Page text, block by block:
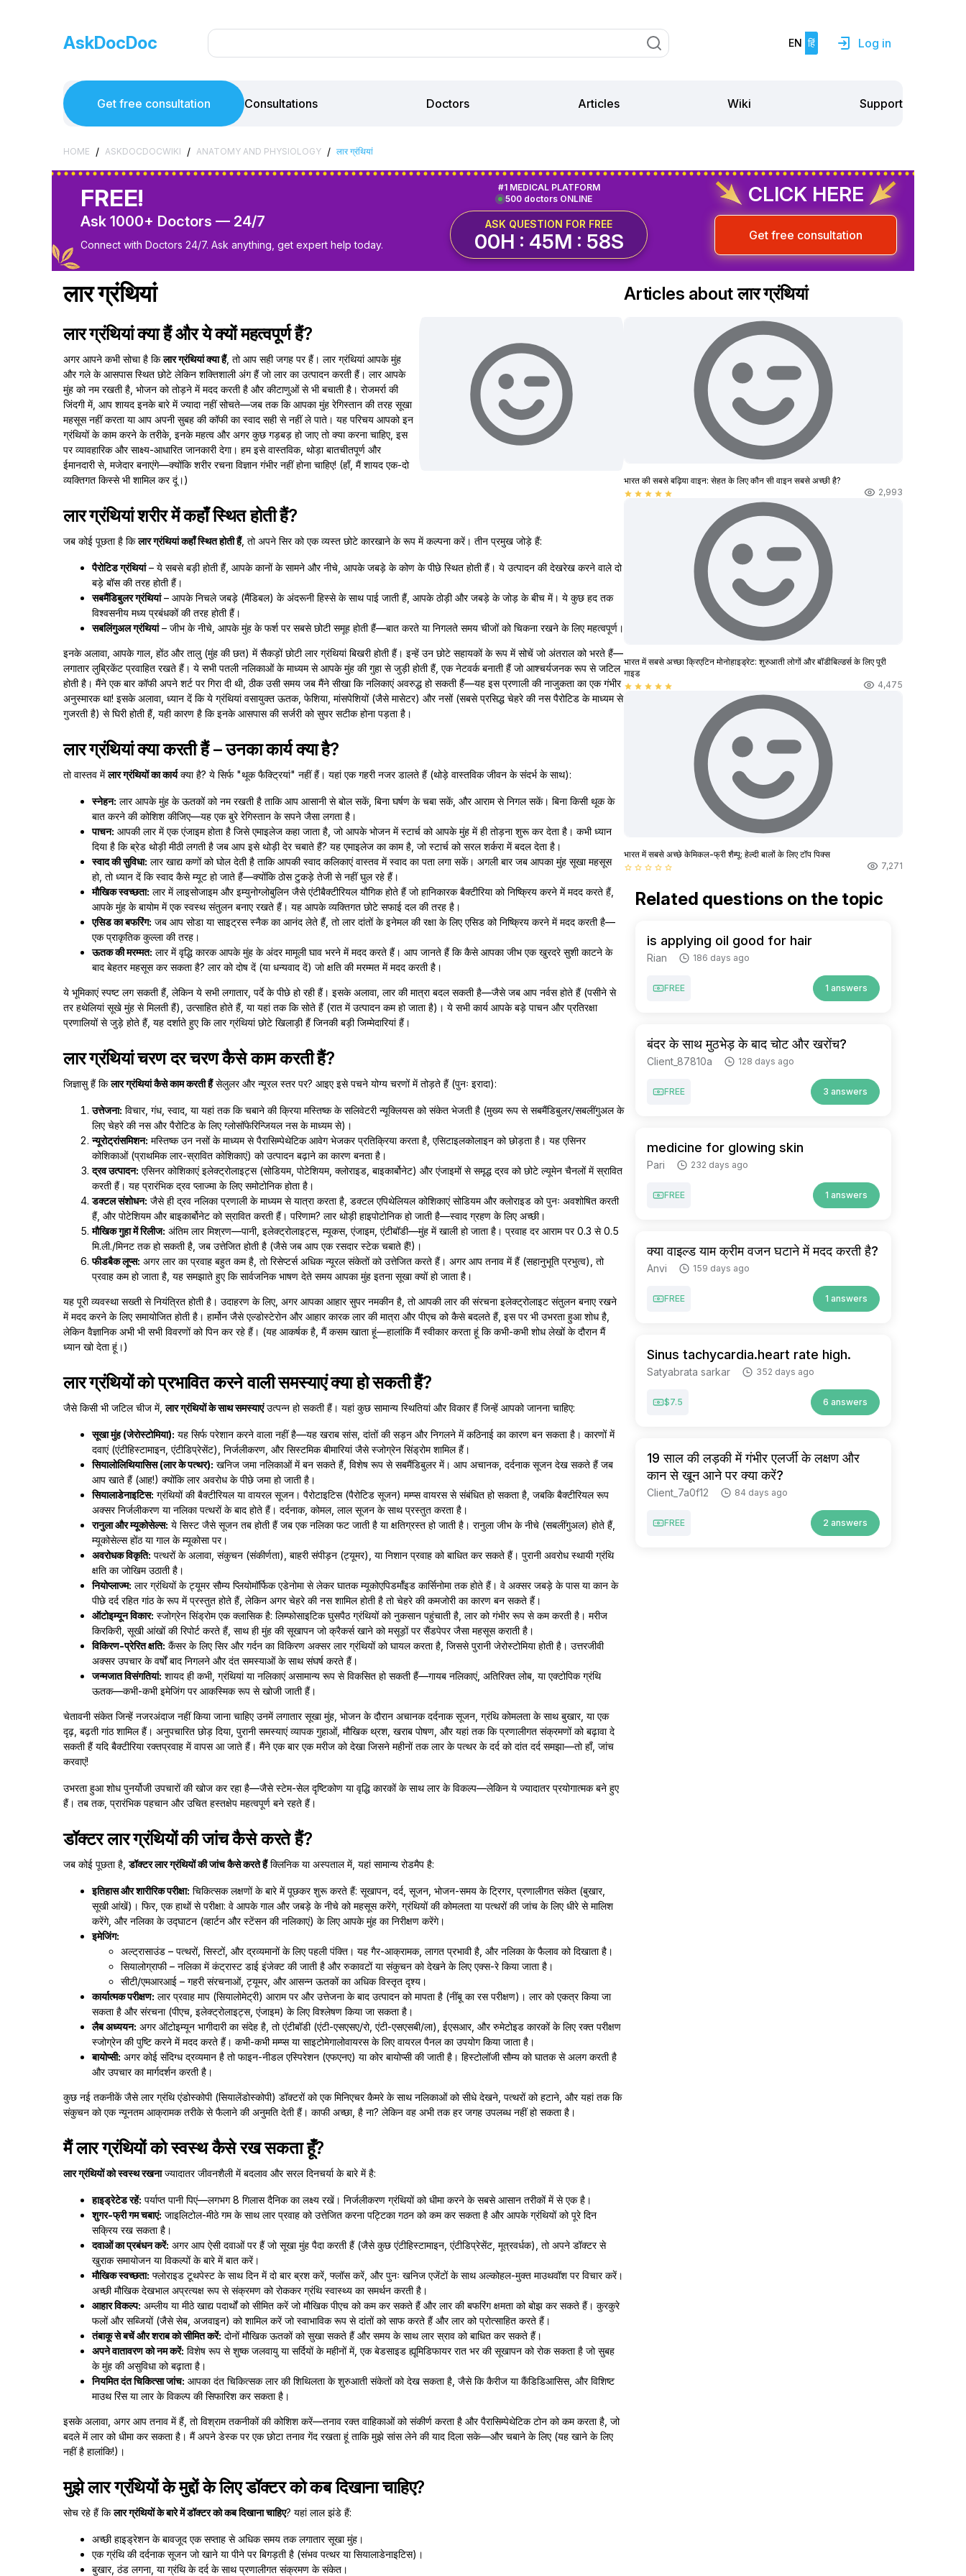
AskDocDoc EN हिं Log in
Get free consultation Consultations Doctors Articles Wiki Support
HOME / ASKDOCDOCWIKI / ANATOMY AND PHYSIOLOGY / लार ग्रंथियां
FREE!
Ask 1000+ Doctors — 24/7
Connect with Doctors 24/7. Ask anything, get expert help today.
500 doctors ONLINE
#1 MEDICAL PLATFORM
ASK QUESTION FOR FREE
00H : 45M : 57S
CLICK HERE
Get free consultation
लार ग्रंथियां
लार ग्रंथियां क्या हैं और ये क्यों महत्वपूर्ण हैं?
अगर आपने कभी सोचा है किलार ग्रंथियां क्या हैं, तो आप सही जगह पर हैं। लार ग्रंथियां आपके मुंह
और गले के आसपास स्थित छोटे लेकिन शक्तिशाली अंग हैं जो लार का उत्पादन करती हैं। लार आपके
मुंह को नम रखती है, भोजन को तोड़ने में मदद करती है और कीटाणुओं से भी बचाती है। रोजमर्रा की
जिंदगी में, आप शायद इनके बारे में ज्यादा नहीं सोचते—जब तक कि आपका मुंह रेगिस्तान की तरह सूखा
महसूस नहीं करता या आप अपनी सुबह की कॉफी का स्वाद सही से नहीं ले पाते। यह परिचय आपको इन
ग्रंथियों के काम करने के तरीके, इनके महत्व और अगर कुछ गड़बड़ हो जाए तो क्या करना चाहिए, इस
पर व्यावहारिक और साक्ष्य-आधारित जानकारी देगा। हम इसे वास्तविक, थोड़ा बातचीतपूर्ण और
ईमानदारी से, मजेदार बनाएंगे—क्योंकि शरीर रचना विज्ञान गंभीर नहीं होना चाहिए! (हाँ, मैं शायद एक-दो
व्यक्तिगत किस्से भी शामिल कर दूं।)
लार ग्रंथियां शरीर में कहाँ स्थित होती हैं?
जब कोई पूछता है किलार ग्रंथियां कहाँ स्थित होती हैं, तो अपने सिर को एक व्यस्त छोटे कारखाने के रूप में कल्पना करें। तीन प्रमुख जोड़े हैं:
पैरोटिड ग्रंथियां– ये सबसे बड़ी होती हैं, आपके कानों के सामने और नीचे, आपके जबड़े के कोण के पीछे स्थित होती हैं। ये उत्पादन की देखरेख करने वाले दो
बड़े बॉस की तरह होती हैं।
सबमैंडिबुलर ग्रंथियां– आपके निचले जबड़े (मैंडिबल) के अंदरूनी हिस्से के साथ पाई जाती हैं, आपके ठोड़ी और जबड़े के जोड़ के बीच में। ये कुछ हद तक
विश्वसनीय मध्य प्रबंधकों की तरह होती हैं।
सबलिंगुअल ग्रंथियां– जीभ के नीचे, आपके मुंह के फर्श पर सबसे छोटी समूह होती हैं—बात करते या निगलते समय चीजों को चिकना रखने के लिए महत्वपूर्ण।
इनके अलावा, आपके गाल, होंठ और तालु (मुंह की छत) में सैकड़ों छोटी लार ग्रंथियां बिखरी होती हैं। इन्हें उन छोटे सहायकों के रूप में सोचें जो अंतराल को भरते हैं—
लगातार लुब्रिकेंट प्रवाहित रखते हैं। ये सभी पतली नलिकाओं के माध्यम से आपके मुंह की गुहा से जुड़ी होती हैं, एक नेटवर्क बनाती हैं जो आश्चर्यजनक रूप से जटिल
होती है। मैंने एक बार कॉफी अपने शर्ट पर गिरा दी थी, ठीक उसी समय जब मैंने सीखा कि नलिकाएं अवरुद्ध हो सकती हैं—यह इस प्रणाली की नाजुकता का एक गंभीर
अनुस्मारक था! इसके अलावा, ध्यान दें कि ये ग्रंथियां वसायुक्त ऊतक, फेशिया, मांसपेशियों (जैसे मासेटर) और नसों (सबसे प्रसिद्ध चेहरे की नस पैरोटिड के माध्यम से
गुजरती है) से घिरी होती हैं, यही कारण है कि इनके आसपास की सर्जरी को सुपर सटीक होना पड़ता है।
लार ग्रंथियां क्या करती हैं – उनका कार्य क्या है?
तो वास्तव मेंलार ग्रंथियों का कार्यक्या है? ये सिर्फ "थूक फैक्ट्रियां" नहीं हैं। यहां एक गहरी नजर डालते हैं (थोड़े वास्तविक जीवन के संदर्भ के साथ):
स्नेहन: लार आपके मुंह के ऊतकों को नम रखती है ताकि आप आसानी से बोल सकें, बिना घर्षण के चबा सकें, और आराम से निगल सकें। बिना किसी थूक के
बात करने की कोशिश कीजिए—यह एक बुरे रेगिस्तान के सपने जैसा लगता है।
पाचन: आपकी लार में एक एंजाइम होता है जिसे एमाइलेज कहा जाता है, जो आपके भोजन में स्टार्च को आपके मुंह में ही तोड़ना शुरू कर देता है। कभी ध्यान
दिया है कि ब्रेड थोड़ी मीठी लगती है जब आप इसे थोड़ी देर चबाते हैं? यह एमाइलेज का काम है, जो स्टार्च को सरल शर्करा में बदल देता है।
स्वाद की सुविधा: लार खाद्य कणों को घोल देती है ताकि आपकी स्वाद कलिकाएं वास्तव में स्वाद का पता लगा सकें। अगली बार जब आपका मुंह सूखा महसूस
हो, तो ध्यान दें कि स्वाद कैसे म्यूट हो जाते हैं—क्योंकि ठोस टुकड़े तेजी से नहीं घुल रहे हैं।
मौखिक स्वच्छता: लार में लाइसोजाइम और इम्युनोग्लोबुलिन जैसे एंटीबैक्टीरियल यौगिक होते हैं जो हानिकारक बैक्टीरिया को निष्क्रिय करने में मदद करते हैं,
आपके मुंह के बायोम में एक स्वस्थ संतुलन बनाए रखते हैं। यह आपके व्यक्तिगत छोटे सफाई दल की तरह है।
एसिड का बफरिंग: जब आप सोडा या साइट्रस स्नैक का आनंद लेते हैं, तो लार दांतों के इनेमल की रक्षा के लिए एसिड को निष्क्रिय करने में मदद करती है—
एक प्राकृतिक कुल्ला की तरह।
ऊतक की मरम्मत: लार में वृद्धि कारक आपके मुंह के अंदर मामूली घाव भरने में मदद करते हैं। आप जानते हैं कि कैसे आपका जीभ एक खुरदरे सुशी काटने के
बाद बेहतर महसूस कर सकता है? लार को दोष दें (या धन्यवाद दें) जो क्षति की मरम्मत में मदद करती है।
ये भूमिकाएं स्पष्ट लग सकती हैं, लेकिन ये सभी लगातार, पर्दे के पीछे हो रही हैं। इसके अलावा, लार की मात्रा बदल सकती है—जैसे जब आप नर्वस होते हैं (पसीने से
तर हथेलियां सूखे मुंह से मिलती हैं), उत्साहित होते हैं, या यहां तक कि सोते हैं (रात में उत्पादन कम हो जाता है)। ये सभी कार्य आपके बड़े पाचन और प्रतिरक्षा
प्रणालियों से जुड़े होते हैं, यह दर्शाते हुए कि लार ग्रंथियां छोटे खिलाड़ी हैं जिनकी बड़ी जिम्मेदारियां हैं।
लार ग्रंथियां चरण दर चरण कैसे काम करती हैं?
जिज्ञासु हैं किलार ग्रंथियां कैसे काम करती हैंसेलुलर और न्यूरल स्तर पर? आइए इसे पचने योग्य चरणों में तोड़ते हैं (पुनः इरादा):
उत्तेजना: विचार, गंध, स्वाद, या यहां तक कि चबाने की क्रिया मस्तिष्क के सलिवेटरी न्यूक्लियस को संकेत भेजती है (मुख्य रूप से सबमैंडिबुलर/सबलींगुअल के
लिए चेहरे की नस और पैरोटिड के लिए ग्लोसॉफेरिन्जियल नस के माध्यम से)।
न्यूरोट्रांसमिशन: मस्तिष्क उन नसों के माध्यम से पैरासिम्पेथेटिक आवेग भेजकर प्रतिक्रिया करता है, एसिटाइलकोलाइन को छोड़ता है। यह एसिनर
कोशिकाओं (प्राथमिक लार-स्रावित कोशिकाएं) को उत्पादन बढ़ाने का कारण बनता है।
द्रव उत्पादन: एसिनर कोशिकाएं इलेक्ट्रोलाइट्स (सोडियम, पोटेशियम, क्लोराइड, बाइकार्बोनेट) और एंजाइमों से समृद्ध द्रव को छोटे ल्यूमेन चैनलों में स्रावित
करती हैं। यह प्रारंभिक द्रव प्लाज्मा के लिए समोटोनिक होता है।
डक्टल संशोधन: जैसे ही द्रव नलिका प्रणाली के माध्यम से यात्रा करता है, डक्टल एपिथेलियल कोशिकाएं सोडियम और क्लोराइड को पुनः अवशोषित करती
हैं, और पोटेशियम और बाइकार्बोनेट को स्रावित करती हैं। परिणाम? लार थोड़ी हाइपोटोनिक हो जाती है—स्वाद ग्रहण के लिए अच्छी।
मौखिक गुहा में रिलीज: अंतिम लार मिश्रण—पानी, इलेक्ट्रोलाइट्स, म्यूकस, एंजाइम, एंटीबॉडी—मुंह में खाली हो जाता है। प्रवाह दर आराम पर 0.3 से 0.5
मि.ली./मिनट तक हो सकती है, जब उत्तेजित होती है (जैसे जब आप एक रसदार स्टेक चबाते हैं!)।
फीडबैक लूप्स: अगर लार का प्रवाह बहुत कम है, तो रिसेप्टर्स अधिक न्यूरल संकेतों को उत्तेजित करते हैं। अगर आप तनाव में हैं (सहानुभूति प्रभुत्व), तो
प्रवाह कम हो जाता है, यह समझाते हुए कि सार्वजनिक भाषण देते समय आपका मुंह इतना सूखा क्यों हो जाता है।
यह पूरी व्यवस्था सख्ती से नियंत्रित होती है। उदाहरण के लिए, अगर आपका आहार सुपर नमकीन है, तो आपकी लार की संरचना इलेक्ट्रोलाइट संतुलन बनाए रखने
में मदद करने के लिए समायोजित होती है। हार्मोन जैसे एल्डोस्टेरोन और आहार कारक लार की मात्रा और पीएच को कैसे बदलते हैं, इस पर भी उभरता हुआ शोध है,
लेकिन वैज्ञानिक अभी भी सभी विवरणों को पिन कर रहे हैं। (यह आकर्षक है, मैं कसम खाता हूं—हालांकि मैं स्वीकार करता हूं कि कभी-कभी शोध लेखों के दौरान मैं
ध्यान खो देता हूं।)
लार ग्रंथियों को प्रभावित करने वाली समस्याएं क्या हो सकती हैं?
जैसे किसी भी जटिल चीज में,लार ग्रंथियों के साथ समस्याएंउत्पन्न हो सकती हैं। यहां कुछ सामान्य स्थितियां और विकार हैं जिन्हें आपको जानना चाहिए:
सूखा मुंह (जेरोस्टोमिया): यह सिर्फ परेशान करने वाला नहीं है—यह खराब सांस, दांतों की सड़न और निगलने में कठिनाई का कारण बन सकता है। कारणों में
दवाएं (एंटीहिस्टामाइन, एंटीडिप्रेसेंट), निर्जलीकरण, और सिस्टमिक बीमारियां जैसे स्जोग्रेन सिंड्रोम शामिल हैं।
सियालोलिथियासिस (लार के पत्थर): खनिज जमा नलिकाओं में बन सकते हैं, विशेष रूप से सबमैंडिबुलर में। आप अचानक, दर्दनाक सूजन देख सकते हैं जब
आप खाते हैं (आह!) क्योंकि लार अवरोध के पीछे जमा हो जाती है।
सियालाडेनाइटिस: ग्रंथियों की बैक्टीरियल या वायरल सूजन। पैरोटाइटिस (पैरोटिड सूजन) मम्प्स वायरस से संबंधित हो सकता है, जबकि बैक्टीरियल रूप
अक्सर निर्जलीकरण या नलिका पत्थरों के बाद होते हैं। दर्दनाक, कोमल, लाल सूजन के साथ प्रस्तुत करता है।
रानुला और म्यूकोसेल्स: ये सिस्ट जैसे सूजन तब होती हैं जब एक नलिका फट जाती है या क्षतिग्रस्त हो जाती है। रानुला जीभ के नीचे (सबलींगुअल) होते हैं,
म्यूकोसेल्स होंठ या गाल के म्यूकोसा पर।
अवरोधक विकृति: पत्थरों के अलावा, संकुचन (संकीर्णता), बाहरी संपीड़न (ट्यूमर), या निशान प्रवाह को बाधित कर सकते हैं। पुरानी अवरोध स्थायी ग्रंथि
क्षति का जोखिम उठाती है।
नियोप्लाज्म: लार ग्रंथियों के ट्यूमर सौम्य प्लियोमॉर्फिक एडेनोमा से लेकर घातक म्यूकोएपिडर्मॉइड कार्सिनोमा तक होते हैं। वे अक्सर जबड़े के पास या कान के
पीछे दर्द रहित गांठ के रूप में प्रस्तुत होते हैं, लेकिन अगर चेहरे की नस शामिल होती है तो चेहरे की कमजोरी का कारण बन सकते हैं।
ऑटोइम्यून विकार: स्जोग्रेन सिंड्रोम एक क्लासिक है: लिम्फोसाइटिक घुसपैठ ग्रंथियों को नुकसान पहुंचाती है, लार को गंभीर रूप से कम करती है। मरीज
किरकिरी, सूखी आंखों की रिपोर्ट करते हैं, साथ ही मुंह की सूखापन जो क्रैकर्स खाने को मसूड़ों पर सैंडपेपर जैसा महसूस कराती है।
विकिरण-प्रेरित क्षति: कैंसर के लिए सिर और गर्दन का विकिरण अक्सर लार ग्रंथियों को घायल करता है, जिससे पुरानी जेरोस्टोमिया होती है। उत्तरजीवी
अक्सर उपचार के वर्षों बाद निगलने और दंत समस्याओं के साथ संघर्ष करते हैं।
जन्मजात विसंगतियां: शायद ही कभी, ग्रंथियां या नलिकाएं असामान्य रूप से विकसित हो सकती हैं—गायब नलिकाएं, अतिरिक्त लोब, या एक्टोपिक ग्रंथि
ऊतक—कभी-कभी इमेजिंग पर आकस्मिक रूप से खोजी जाती हैं।
चेतावनी संकेत जिन्हें नजरअंदाज नहीं किया जाना चाहिए उनमें लगातार सूखा मुंह, भोजन के दौरान अचानक दर्दनाक सूजन, ग्रंथि कोमलता के साथ बुखार, या एक
दृढ़, बढ़ती गांठ शामिल हैं। अनुपचारित छोड़ दिया, पुरानी समस्याएं व्यापक गुहाओं, मौखिक थ्रश, खराब पोषण, और यहां तक कि प्रणालीगत संक्रमणों को बढ़ावा दे
सकती हैं यदि बैक्टीरिया रक्तप्रवाह में वापस आ जाते हैं। मैंने एक बार एक मरीज को देखा जिसने महीनों तक लार के पत्थर के दर्द को दांत दर्द समझा—तो हाँ, जांच
करवाएं!
उभरता हुआ शोध पुनर्योजी उपचारों की खोज कर रहा है—जैसे स्टेम-सेल दृष्टिकोण या वृद्धि कारकों के साथ लार के विकल्प—लेकिन ये ज्यादातर प्रयोगात्मक बने हुए
हैं। तब तक, प्रारंभिक पहचान और उचित हस्तक्षेप महत्वपूर्ण बने रहते हैं।
डॉक्टर लार ग्रंथियों की जांच कैसे करते हैं?
जब कोई पूछता है,डॉक्टर लार ग्रंथियों की जांच कैसे करते हैंक्लिनिक या अस्पताल में, यहां सामान्य रोडमैप है:
इतिहास और शारीरिक परीक्षा: चिकित्सक लक्षणों के बारे में पूछकर शुरू करते हैं: सूखापन, दर्द, सूजन, भोजन-समय के ट्रिगर, प्रणालीगत संकेत (बुखार,
सूखी आंखें)। फिर, एक हाथों से परीक्षा: वे आपके गाल और जबड़े के नीचे को महसूस करेंगे, ग्रंथियों की कोमलता या पत्थरों की जांच के लिए धीरे से मालिश
करेंगे, और नलिका के उद्घाटन (व्हार्टन और स्टेंसन की नलिकाएं) के लिए आपके मुंह का निरीक्षण करेंगे।
इमेजिंग:
अल्ट्रासाउंड – पत्थरों, सिस्टों, और द्रव्यमानों के लिए पहली पंक्ति। यह गैर-आक्रामक, लागत प्रभावी है, और नलिका के फैलाव को दिखाता है।
सियालोग्राफी – नलिका में कंट्रास्ट डाई इंजेक्ट की जाती है और रुकावटों या संकुचन को देखने के लिए एक्स-रे किया जाता है।
सीटी/एमआरआई – गहरी संरचनाओं, ट्यूमर, और आसन्न ऊतकों का अधिक विस्तृत दृश्य।
कार्यात्मक परीक्षण: लार प्रवाह माप (सियालोमेट्री) आराम पर और उत्तेजना के बाद उत्पादन को मापता है (नींबू का रस परीक्षण)। लार को एकत्र किया जा
सकता है और संरचना (पीएच, इलेक्ट्रोलाइट्स, एंजाइम) के लिए विश्लेषण किया जा सकता है।
लैब अध्ययन: अगर ऑटोइम्यून भागीदारी का संदेह है, तो एंटीबॉडी (एंटी-एसएसए/रो, एंटी-एसएसबी/ला), ईएसआर, और रुमेटोइड कारकों के लिए रक्त परीक्षण
स्जोग्रेन की पुष्टि करने में मदद करते हैं। कभी-कभी मम्प्स या साइटोमेगालोवायरस के लिए वायरल पैनल का उपयोग किया जाता है।
बायोप्सी: अगर कोई संदिग्ध द्रव्यमान है तो फाइन-नीडल एस्पिरेशन (एफएनए) या कोर बायोप्सी की जाती है। हिस्टोलॉजी सौम्य को घातक से अलग करती है
और उपचार का मार्गदर्शन करती है।
कुछ नई तकनीकें जैसे लार ग्रंथि एंडोस्कोपी (सियालेंडोस्कोपी) डॉक्टरों को एक मिनिएचर कैमरे के साथ नलिकाओं को सीधे देखने, पत्थरों को हटाने, और यहां तक कि
संकुचन को एक न्यूनतम आक्रामक तरीके से फैलाने की अनुमति देती हैं। काफी अच्छा, है ना? लेकिन वह अभी तक हर जगह उपलब्ध नहीं हो सकता है।
मैं लार ग्रंथियों को स्वस्थ कैसे रख सकता हूँ?
लार ग्रंथियों को स्वस्थ रखनाज्यादातर जीवनशैली में बदलाव और सरल दिनचर्या के बारे में है:
हाइड्रेटेड रहें: पर्याप्त पानी पिएं—लगभग 8 गिलास दैनिक का लक्ष्य रखें। निर्जलीकरण ग्रंथियों को धीमा करने के सबसे आसान तरीकों में से एक है।
शुगर-फ्री गम चबाएं: जाइलिटोल-मीठे गम के साथ लार प्रवाह को उत्तेजित करना पट्टिका गठन को कम कर सकता है और आपके ग्रंथियों को पूरे दिन
सक्रिय रख सकता है।
दवाओं का प्रबंधन करें: अगर आप ऐसी दवाओं पर हैं जो सूखा मुंह पैदा करती हैं (जैसे कुछ एंटीहिस्टामाइन, एंटीडिप्रेसेंट, मूत्रवर्धक), तो अपने डॉक्टर से
खुराक समायोजन या विकल्पों के बारे में बात करें।
मौखिक स्वच्छता: फ्लोराइड टूथपेस्ट के साथ दिन में दो बार ब्रश करें, फ्लॉस करें, और पुनः खनिज एजेंटों के साथ अल्कोहल-मुक्त माउथवॉश पर विचार करें।
अच्छी मौखिक देखभाल अप्रत्यक्ष रूप से संक्रमण को रोककर ग्रंथि स्वास्थ्य का समर्थन करती है।
आहार विकल्प: अम्लीय या मीठे खाद्य पदार्थों को सीमित करें जो मौखिक पीएच को कम कर सकते हैं और लार की बफरिंग क्षमता को बोझ कर सकते हैं। कुरकुरे
फलों और सब्जियों (जैसे सेब, अजवाइन) को शामिल करें जो स्वाभाविक रूप से दांतों को साफ करते हैं और लार को प्रोत्साहित करते हैं।
तंबाकू से बचें और शराब को सीमित करें: दोनों मौखिक ऊतकों को सुखा सकते हैं और समय के साथ लार स्राव को बाधित कर सकते हैं।
अपने वातावरण को नम करें: विशेष रूप से शुष्क जलवायु या सर्दियों के महीनों में, एक बेडसाइड ह्यूमिडिफायर रात भर की सूखापन को रोक सकता है जो सुबह
के मुंह की असुविधा को बढ़ाता है।
नियमित दंत चिकित्सा जांच: आपका दंत चिकित्सक लार की शिथिलता के शुरुआती संकेतों को देख सकता है, जैसे कि कैरीज या कैंडिडिआसिस, और विशिष्ट
माउथ रिंस या लार के विकल्प की सिफारिश कर सकता है।
इसके अलावा, अगर आप तनाव में हैं, तो विश्राम तकनीकों की कोशिश करें—तनाव रक्त वाहिकाओं को संकीर्ण करता है और पैरासिम्पेथेटिक टोन को कम करता है, जो
बदले में लार को धीमा कर सकता है। मैं अपने डेस्क पर एक छोटा तनाव गेंद रखता हूं ताकि मुझे सांस लेने की याद दिला सके—और चबाने के लिए (यह खाने के लिए
नहीं है हालांकि!)।
मुझे लार ग्रंथियों के मुद्दों के लिए डॉक्टर को कब दिखाना चाहिए?
सोच रहे हैं किलार ग्रंथियों के बारे में डॉक्टर को कब दिखाना चाहिए? यहां लाल झंडे हैं:
अच्छी हाइड्रेशन के बावजूद एक सप्ताह से अधिक समय तक लगातार सूखा मुंह।
एक ग्रंथि की दर्दनाक सूजन जो खाने या पीने पर बिगड़ती है (संभव पत्थर या सियालाडेनाइटिस)।
बुखार, ठंड लगना, या ग्रंथि के दर्द के साथ प्रणालीगत संक्रमण के संकेत।
Articles about लार ग्रंथियां
भारत की सबसे बढ़िया वाइन: सेहत के लिए कौन सी वाइन सबसे अच्छी है?
star star star star star 2,993
भारत में सबसे अच्छा क्रिएटिन मोनोहाइड्रेट: शुरुआती लोगों और बॉडीबिल्डर्स के लिए पूरी
गाइड
star star star star star 4,475
भारत में सबसे अच्छे केमिकल-फ्री शैम्पू: हेल्दी बालों के लिए टॉप पिक्स
star_border star_border star_border star_border star_border 7,271
Related questions on the topic
is applying oil good for hair
Rian 186 days ago
FREE 1 answers
बंदर के साथ मुठभेड़ के बाद चोट और खरोंच?
Client_87810a 128 days ago
FREE 3 answers
medicine for glowing skin
Pari 232 days ago
FREE 1 answers
क्या वाइल्ड याम क्रीम वजन घटाने में मदद करती है?
Anvi 159 days ago
FREE 1 answers
Sinus tachycardia.heart rate high.
Satyabrata sarkar 352 days ago
$7.5 6 answers
19 साल की लड़की में गंभीर एलर्जी के लक्षण और
कान से खून आने पर क्या करें?
Client_7a0f12 84 days ago
FREE 2 answers